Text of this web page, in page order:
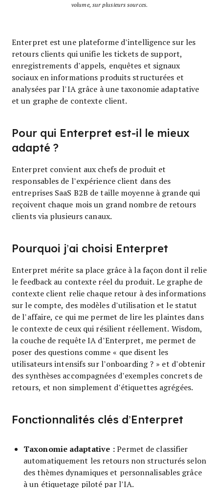
volume, sur plusieurs sources.
Enterpret est une plateforme d’intelligence sur les
retours clients qui unifie les tickets de support,
enregistrements d’appels, enquêtes et signaux
sociaux en informations produits structurées et
analysées par l’IA grâce à une taxonomie adaptative
et un graphe de contexte client.
Pour qui Enterpret est-il le mieux
adapté ?
Enterpret convient aux chefs de produit et
responsables de l’expérience client dans des
entreprises SaaS B2B de taille moyenne à grande qui
reçoivent chaque mois un grand nombre de retours
clients via plusieurs canaux.
Pourquoi j’ai choisi Enterpret
Enterpret mérite sa place grâce à la façon dont il relie
le feedback au contexte réel du produit. Le graphe de
contexte client relie chaque retour à des informations
sur le compte, des modèles d’utilisation et le statut
de l’affaire, ce qui me permet de lire les plaintes dans
le contexte de ceux qui résilient réellement. Wisdom,
la couche de requête IA d’Enterpret, me permet de
poser des questions comme « que disent les
utilisateurs intensifs sur l’onboarding ? » et d’obtenir
des synthèses accompagnées d’exemples concrets de
retours, et non simplement d’étiquettes agrégées.
Fonctionnalités clés d’Enterpret
Taxonomie adaptative :Permet de classifier
automatiquement les retours non structurés selon
des thèmes dynamiques et personnalisables grâce
à un étiquetage piloté par l’IA.